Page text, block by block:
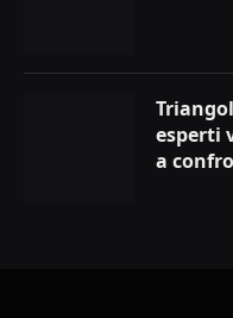
esperti
a